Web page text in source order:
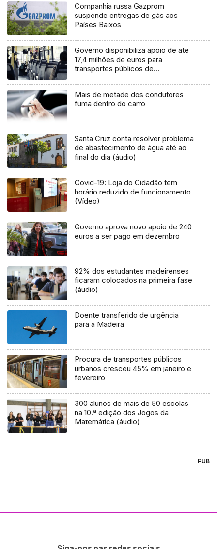
Companhia russa Gazprom
suspende entregas de gás aos
Países Baixos
Governo disponibiliza apoio de até
17,4 milhões de euros para
transportes públicos de
Mais de metade dos condutores
fuma dentro do carro
Santa Cruz conta resolver problema
de abastecimento de água até ao
final do dia (áudio)
Covid-19: Loja do Cidadão tem
horário reduzido de funcionamento
(Vídeo)
Governo aprova novo apoio de 240
euros a ser pago em dezembro
92% dos estudantes madeirenses
ficaram colocados na primeira fase
(áudio)
Doente transferido de urgência
para a Madeira
Procura de transportes públicos
urbanos cresceu 45% em janeiro e
fevereiro
300 alunos de mais de 50 escolas
na 10.ª edição dos Jogos da
Matemática (áudio)
PUB